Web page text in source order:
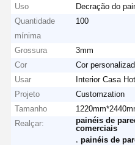
Uso
Decração do
Quantidade
mínima
100
Grossura
3mm
Cor
Cor
Usar
Interior Casa
Projeto
Customzation
Tamanho
Realçar:
painéis de
comerciais
,painéis de